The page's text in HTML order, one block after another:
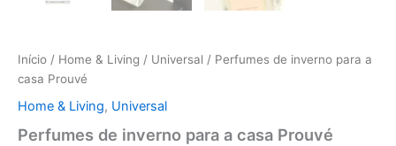
Início / Home & Living / Universal / Perfumes de inverno para a
casa Prouvé
Home & Living, Universal
Perfumes de inverno para a casa Prouvé